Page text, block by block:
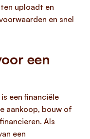
uploadt en
en snel
een
is een financiële
aankoop, bouw of
Als
een